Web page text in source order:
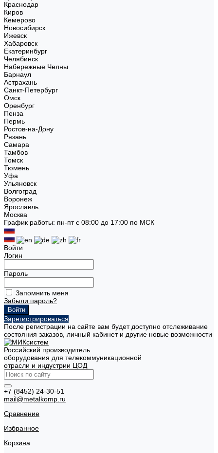
Краснодар
Киров
Кемерово
Новосибирск
Ижевск
Хабаровск
Екатеринбург
Челябинск
Набережные Челны
Барнаул
Астрахань
Санкт-Петербург
Омск
Оренбург
Пенза
Пермь
Ростов-на-Дону
Рязань
Самара
Тамбов
Томск
Тюмень
Уфа
Ульяновск
Волгоград
Воронеж
Ярославль
Москва
График работы: пн-пт с 08:00 до 17:00 по МСК
Войти
Логин
Пароль
Запомнить меня
Забыли пароль?
Зарегистрироваться
После регистрации на сайте вам будет доступно отслеживание
состояния заказов, личный кабинет и другие новые возможности
Российский производитель
оборудования для телекоммуникационной
отрасли и индустрии ЦОД
+7 (8452) 24-30-51
mail@metalkomp.ru
Сравнение
Избранное
Корзина